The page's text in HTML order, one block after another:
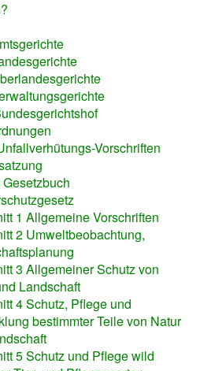
Vorschriften
1 Allgemeine Vorschriften
2 Umweltbeobachtung,
3 Allgemeiner Schutz von
Landschaft
4 Schutz, Pflege und
bestimmter Teile von Natur
5 Schutz und Pflege wild